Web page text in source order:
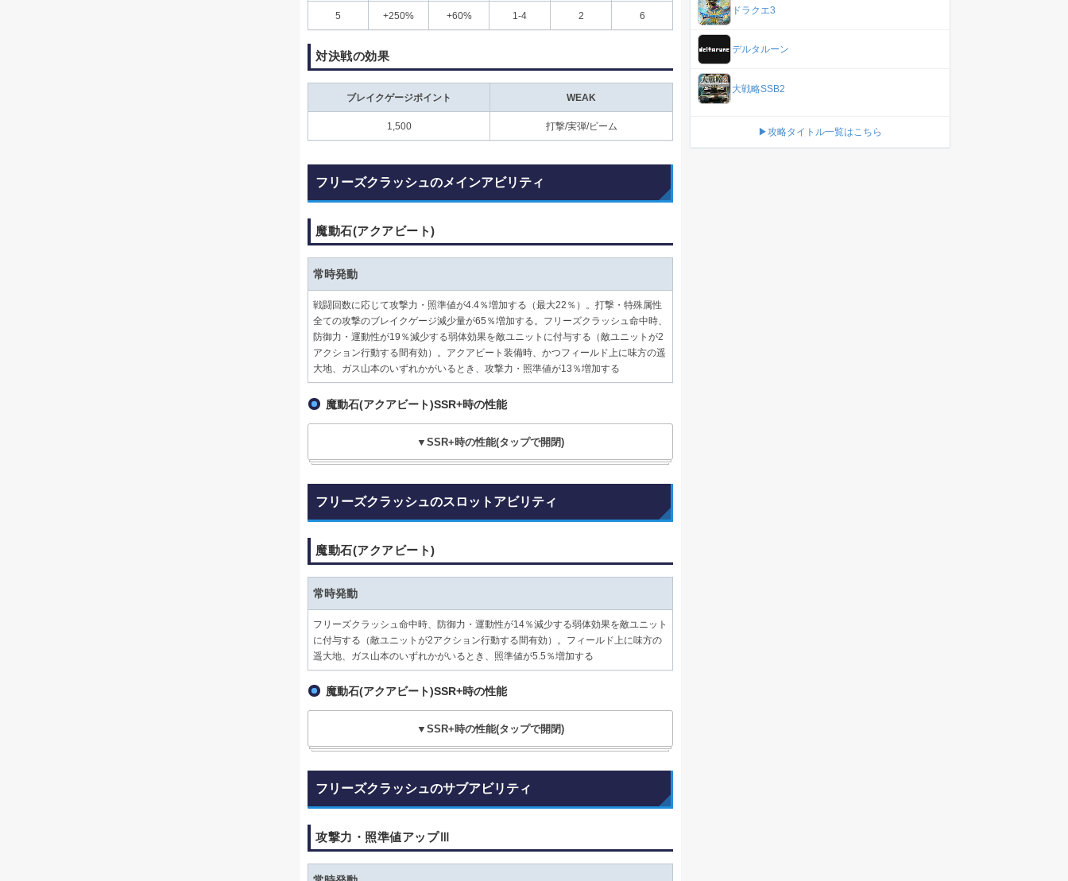
5 +250% +60% 1-4 2 6
対決戦の効果
ブレイクゲージポイント WEAK
1,500 打撃/実弾/ビーム
フリーズクラッシュのメインアビリティ
魔動石(アクアビート)
常時発動
戦闘回数に応じて攻撃力・照準値が4.4％増加する（最大22％）。打撃・特殊属性
全ての攻撃のブレイクゲージ減少量が65％増加する。フリーズクラッシュ命中時、
防御力・運動性が19％減少する弱体効果を敵ユニットに付与する（敵ユニットが2
アクション行動する間有効）。アクアビート装備時、かつフィールド上に味方の遥
大地、ガス山本のいずれかがいるとき、攻撃力・照準値が13％増加する
魔動石(アクアビート)SSR+時の性能
▼SSR+時の性能(タップで開閉)
フリーズクラッシュのスロットアビリティ
魔動石(アクアビート)
常時発動
フリーズクラッシュ命中時、防御力・運動性が14％減少する弱体効果を敵ユニット
に付与する（敵ユニットが2アクション行動する間有効）。フィールド上に味方の
遥大地、ガス山本のいずれかがいるとき、照準値が5.5％増加する
魔動石(アクアビート)SSR+時の性能
▼SSR+時の性能(タップで開閉)
フリーズクラッシュのサブアビリティ
攻撃力・照準値アップⅢ
ドラクエ3
デルタルーン
大戦略SSB2
▶攻略タイトル一覧はこちら